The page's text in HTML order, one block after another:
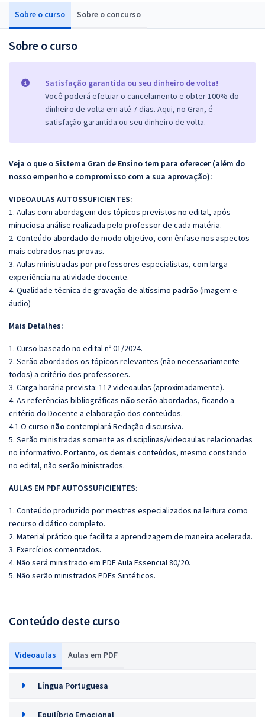
Sobre o curso Sobre o concurso
Sobre o curso
Satisfação garantida ou seu dinheiro de volta!
Você poderá efetuar o cancelamento e obter 100% do
dinheiro de volta em até 7 dias. Aqui, no Gran, é
satisfação garantida ou seu dinheiro de volta.
Veja o que o Sistema Gran de Ensino tem para oferecer (além do
nosso empenho e compromisso com a sua aprovação):
VIDEOAULAS AUTOSSUFICIENTES:
1. Aulas com abordagem dos tópicos previstos no edital, após
minuciosa análise realizada pelo professor de cada matéria.
2. Conteúdo abordado de modo objetivo, com ênfase nos aspectos
mais cobrados nas provas.
3. Aulas ministradas por professores especialistas, com larga
experiência na atividade docente.
4. Qualidade técnica de gravação de altíssimo padrão (imagem e
áudio)
Mais Detalhes:
1. Curso baseado no edital nº 01/2024.
2. Serão abordados os tópicos relevantes (não necessariamente
todos) a critério dos professores.
3. Carga horária prevista: 112 videoaulas (aproximadamente).
4. As referências bibliográficas nãoserão abordadas, ficando a
critério do Docente a elaboração dos conteúdos.
4.1 O curso nãocontemplará Redação discursiva.
5. Serão ministradas somente as disciplinas/videoaulas relacionadas
no informativo. Portanto, os demais conteúdos, mesmo constando
no edital, não serão ministrados.
AULAS EM PDF AUTOSSUFICIENTES:
1. Conteúdo produzido por mestres especializados na leitura como
recurso didático completo.
2. Material prático que facilita a aprendizagem de maneira acelerada.
3. Exercícios comentados.
4. Não será ministrado em PDF Aula Essencial 80/20.
5. Não serão ministrados PDFs Sintéticos.
Conteúdo deste curso
Videoaulas Aulas em PDF
Língua Portuguesa
Equilíbrio Emocional